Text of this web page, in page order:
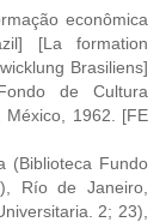
econômica
[La formation
Brasiliens]
de Cultura
México, 1962. [FE
(Biblioteca Fundo
Río de Janeiro,
2; 23),